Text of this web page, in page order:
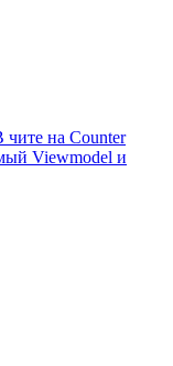
на Counter
Viewmodel и